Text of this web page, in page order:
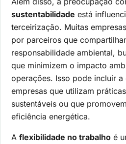
sustentabilidade está
terceirização. Muitas
por parceiros que
responsabilidade ambiental,
que minimizem o impacto
operações. Isso pode incluir a
empresas que utilizam
sustentáveis ou que
eficiência energética.
A flexibilidade no trabalho é